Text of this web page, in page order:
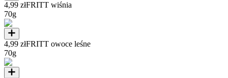
4,99 złFRITT wiśnia
70g
4,99 złFRITT owoce leśne
70g